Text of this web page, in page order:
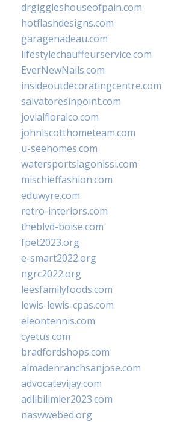
drgiggleshouseofpain.com
hotflashdesigns.com
garagenadeau.com
lifestylechauffeurservice.com
EverNewNails.com
insideoutdecoratingcentre.com
salvatoresinpoint.com
jovialfloralco.com
johnlscotthometeam.com
u-seehomes.com
watersportslagonissi.com
mischieffashion.com
eduwyre.com
retro-interiors.com
theblvd-boise.com
fpet2023.org
e-smart2022.org
ngrc2022.org
leesfamilyfoods.com
lewis-lewis-cpas.com
eleontennis.com
cyetus.com
bradfordshops.com
almadenranchsanjose.com
advocatevijay.com
adlibilimler2023.com
naswwebed.org